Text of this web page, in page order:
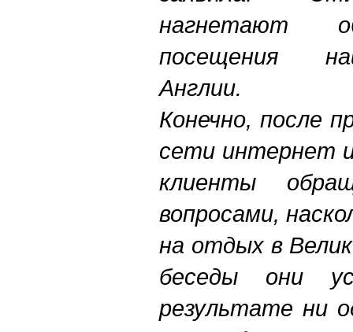
нагнетают
посещения
Англии.
Конечно, после
сети интернет
клиенты
вопросами,
на отдых в
беседы они
результате ни